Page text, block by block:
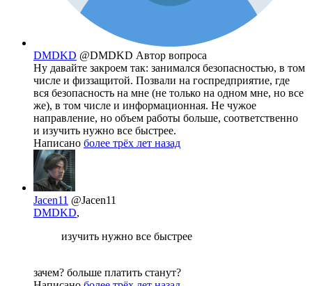
DMDKD @DMDKD Автор вопроса
Ну давайте закроем так: занимался безопасностью, в том
числе и физзащитой. Позвали на госпредприятие, где
вся безопасность на мне (не только на одном мне, но все
же), в том числе и информационная. Не чужое
направление, но объем работы больше, соответственно
и изучить нужно все быстрее.
Написано более трёх лет назад
Jacen11 @Jacen11
DMDKD,
изучить нужно все быстрее
зачем? больше платить станут?